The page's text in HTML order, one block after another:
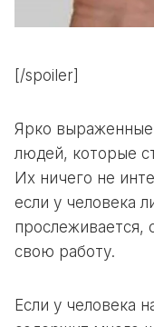
[/spoiler]
Ярко выраженные
людей, которые
Их ничего не
если у человека
прослеживается,
свою работу.
Если у человека